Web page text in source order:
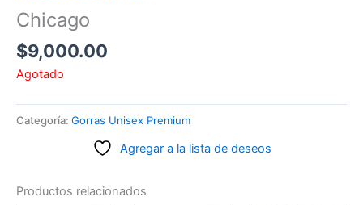
Chicago
$9,000.00
Agotado
Categoría: Gorras Unisex Premium
Agregar a la lista de deseos
Productos relacionados